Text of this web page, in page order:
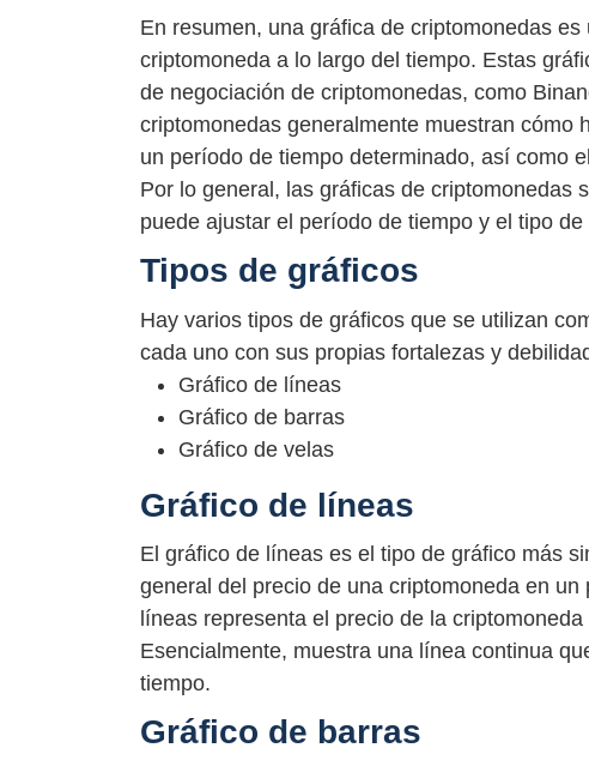
En resumen, una gráfica de criptomonedas
criptomoneda a lo largo del tiempo. Estas
de negociación de criptomonedas, como
criptomonedas generalmente muestran cómo
un período de tiempo determinado, así como
Por lo general, las gráficas de criptomonedas
puede ajustar el período de tiempo y el tipo
Tipos de gráficos
Hay varios tipos de gráficos que se utilizan
cada uno con sus propias fortalezas y
Gráfico de líneas
Gráfico de barras
Gráfico de velas
Gráfico de líneas
El gráfico de líneas es el tipo de gráfico más
general del precio de una criptomoneda en
líneas representa el precio de la
Esencialmente, muestra una línea continua
tiempo.
Gráfico de barras